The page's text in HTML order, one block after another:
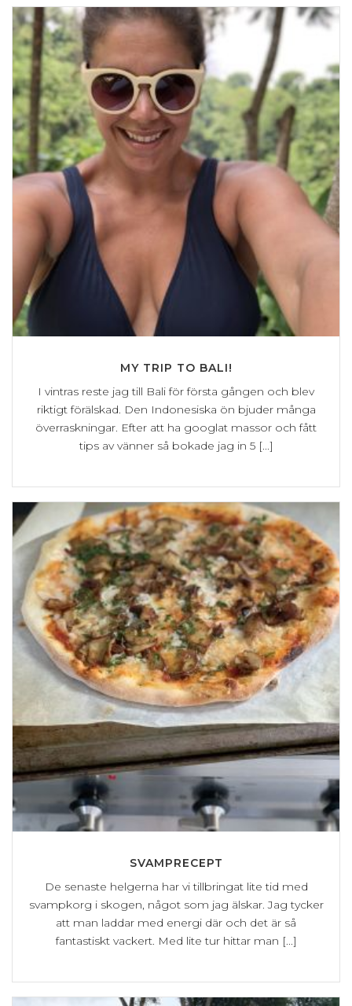
MY TRIP TO BALI!
I vintras reste jag till Bali för första gången och blev
riktigt förälskad. Den Indonesiska ön bjuder många
överraskningar. Efter att ha googlat massor och fått
tips av vänner så bokade jag in 5 [...]
SVAMPRECEPT
De senaste helgerna har vi tillbringat lite tid med
svampkorg i skogen, något som jag älskar. Jag tycker
att man laddar med energi där och det är så
fantastiskt vackert. Med lite tur hittar man [...]